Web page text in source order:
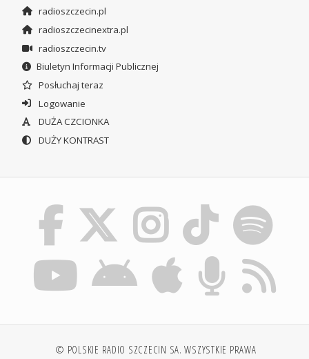
radioszczecin.pl
radioszczecinextra.pl
radioszczecin.tv
Biuletyn Informacji Publicznej
Posłuchaj teraz
Logowanie
DUŻA CZCIONKA
DUŻY KONTRAST
© POLSKIE RADIO SZCZECIN SA. WSZYSTKIE PRAWA